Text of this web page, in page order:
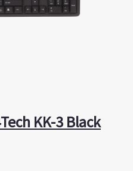
KK-3 Black